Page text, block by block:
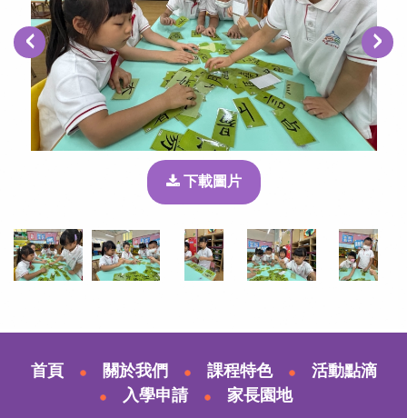
下載圖片
‹ ›
首頁 關於我們 課程特色
活動點滴
入學申請
家長園地